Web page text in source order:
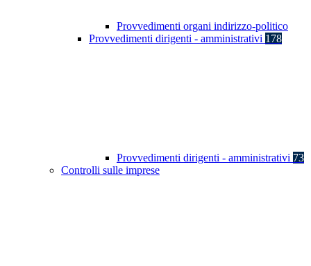
Provvedimenti organi indirizzo-politico
Provvedimenti dirigenti - amministrativi 178
Provvedimenti dirigenti - amministrativi 73
Controlli sulle imprese